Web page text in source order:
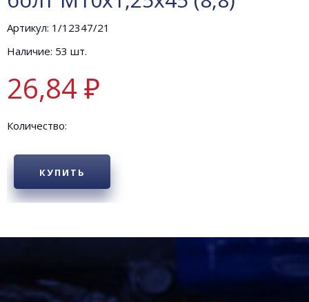
Артикул: 1/12347/21
Наличие: 53 шт.
26,84 ₽
Количество:
КУПИТЬ